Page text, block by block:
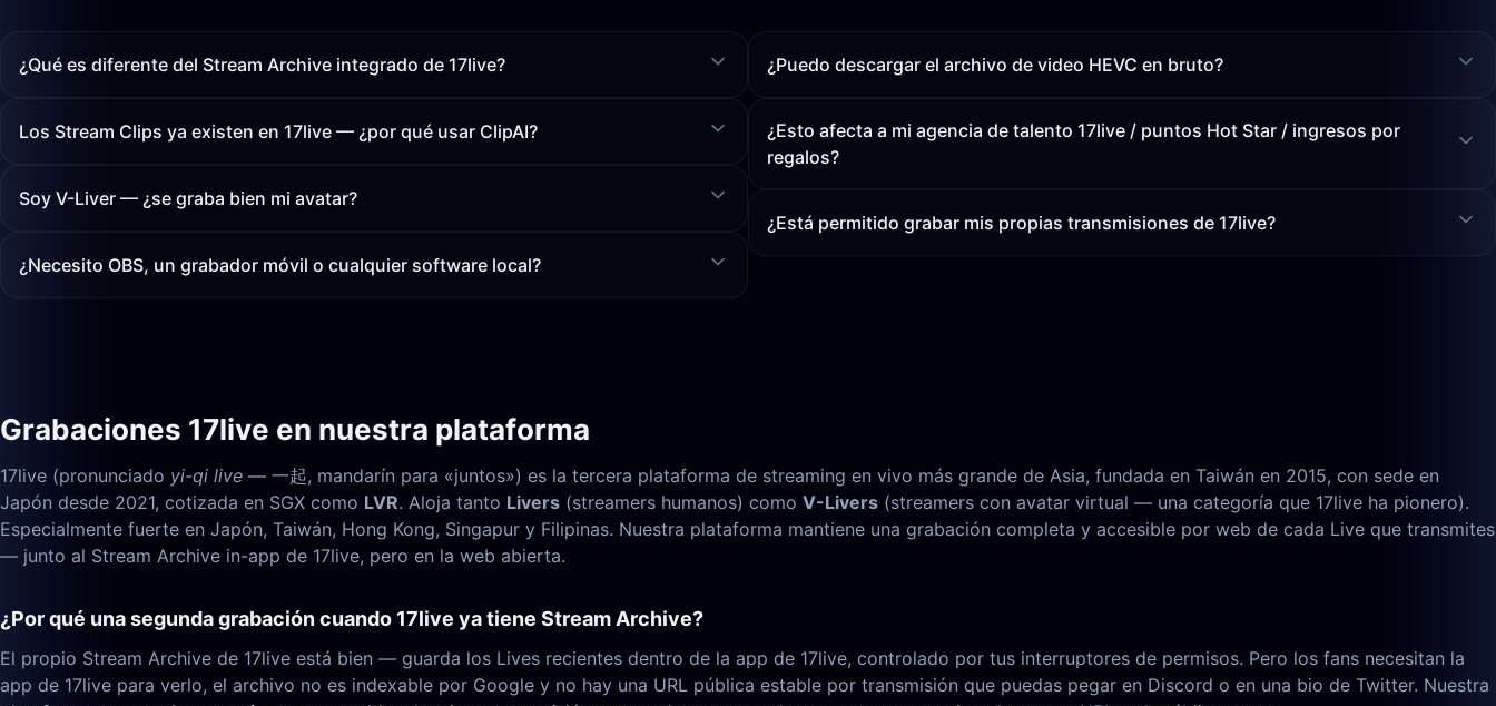
¿Qué es diferente del Stream Archive integrado de 17live?
Los Stream Clips ya existen en 17live — ¿por qué usar ClipAI?
Soy V-Liver — ¿se graba bien mi avatar?
¿Necesito OBS, un grabador móvil o cualquier software local?
¿Puedo descargar el archivo de video HEVC en bruto?
¿Esto afecta a mi agencia de talento 17live / puntos Hot Star / ingresos por
regalos?
¿Está permitido grabar mis propias transmisiones de 17live?
Grabaciones 17live en nuestra plataforma
17live (pronunciado yi-qi live — 一起, mandarín para «juntos») es la tercera plataforma de streaming en vivo más grande de Asia, fundada en Taiwán en 2015, con sede en
Japón desde 2021, cotizada en SGX como LVR. Aloja tanto Livers (streamers humanos) como V-Livers (streamers con avatar virtual — una categoría que 17live ha pionero).
Especialmente fuerte en Japón, Taiwán, Hong Kong, Singapur y Filipinas. Nuestra plataforma mantiene una grabación completa y accesible por web de cada Live que transmites
— junto al Stream Archive in-app de 17live, pero en la web abierta.
¿Por qué una segunda grabación cuando 17live ya tiene Stream Archive?
El propio Stream Archive de 17live está bien — guarda los Lives recientes dentro de la app de 17live, controlado por tus interruptores de permisos. Pero los fans necesitan la
app de 17live para verlo, el archivo no es indexable por Google y no hay una URL pública estable por transmisión que puedas pegar en Discord o en una bio de Twitter. Nuestra